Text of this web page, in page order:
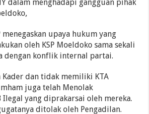
dalam menghadapi gangguan pihak
upaya hukum yang
oleh KSP Moeldoko sama sekali
dengan konflik internal partai.
Kader dan tidak memiliki KTA
juga telah Menolak
Ilegal yang diprakarsai oleh mereka.
ditolak oleh Pengadilan.